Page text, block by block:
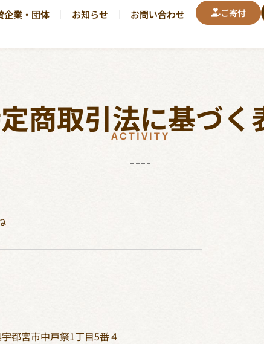
企業・団体 お知らせ お問い合わせ ご寄付
商取引法に基づく
ACTIVITY
都宮市中戸祭1丁目5番４